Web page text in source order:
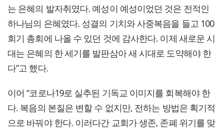
는 은혜의 발자취였다. 예성이 예성이었던 것은 전적인
하나님의 은혜였다. 성결의 기치와 사중복음을 들고 100
회기 총회에 나올 수 있던 것에 감사한다. 이제 새로운 시
대는 은혜의 한 세기를 발판삼아 새 시대로 도약해야 한
다”고 했다.
이어 “코로나19로 실추된 기독교 이미지를 회복해야 한
다. 복음의 본질은 변할 수 없지만, 전하는 방법은 획기적
으로 바꿔야 한다. 이러다간 교회가 생존, 존폐 위기를 맞